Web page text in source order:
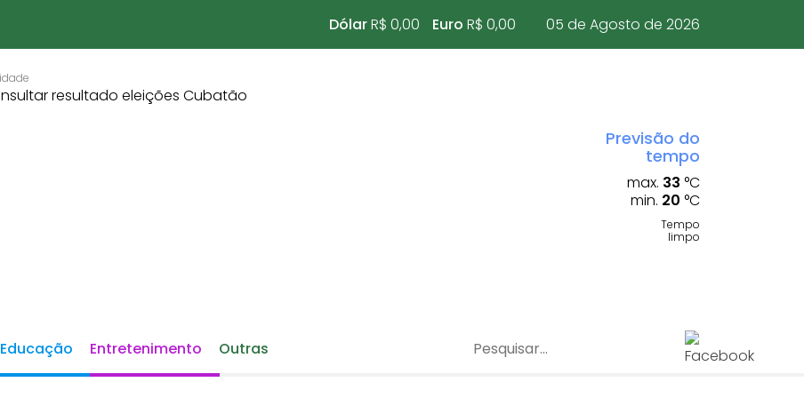
DólarR$ 0,00 Euro R$ 0,00 05 de Agosto de 2026
Previsão do
tempo
max. 33 °C
min. 20 °C
Tempo
limpo
Educação Entretenimento Outras